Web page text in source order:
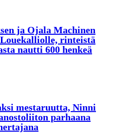
ja Ojala Machinen
rinteistä
nautti 600 henkeä
mestaruutta, Ninni
parhaana